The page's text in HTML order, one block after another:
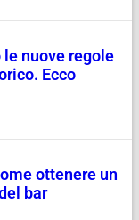
nuove regole
Ecco
ottenere un
bar